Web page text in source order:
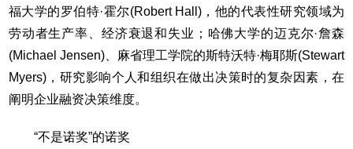
福大学的罗伯特·霍尔(Robert Hall)，他的代表性研究领域为
劳动者生产率、经济衰退和失业；哈佛大学的迈克尔·詹森
(Michael Jensen)、麻省理工学院的斯特沃特·梅耶斯(Stewart
Myers)，研究影响个人和组织在做出决策时的复杂因素，在
阐明企业融资决策维度。
“不是诺奖”的诺奖